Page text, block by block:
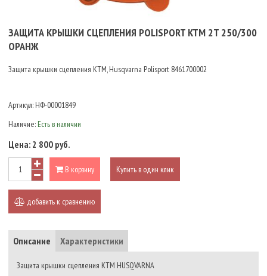
ЗАЩИТА КРЫШКИ СЦЕПЛЕНИЯ POLISPORT KTM 2T 250/300
ОРАНЖ
Защита крышки сцепления KTM, Husqvarna Polisport 8461700002
Артикул: НФ-00001849
Наличие: Есть в наличии
Цена: 2 800 руб.
В корзину Купить в один клик
добавить к сравнению
Описание Характеристики
Защита крышки сцепления KTM HUSQVARNA